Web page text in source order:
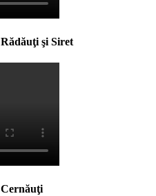
şi Siret